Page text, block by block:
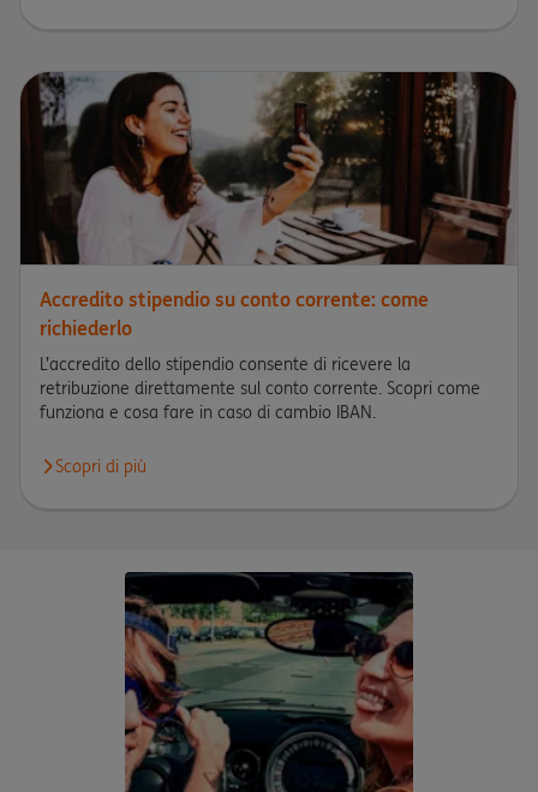
Accredito stipendio su conto corrente: come
richiederlo
L’accredito dello stipendio consente di ricevere la
retribuzione direttamente sul conto corrente. Scopri come
funziona e cosa fare in caso di cambio IBAN.
Scopri di più
Scopri di più circa Accredito stipendio su conto corrente: come